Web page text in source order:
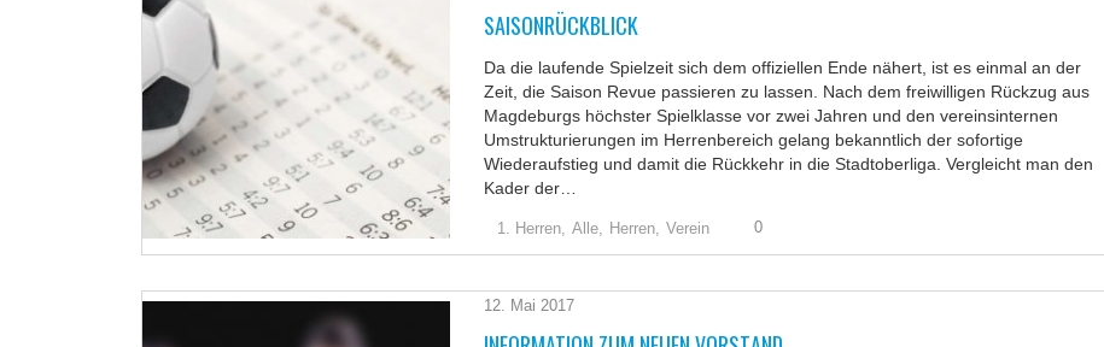
SAISONRÜCKBLICK
Da die laufende Spielzeit sich dem offiziellen Ende nähert, ist es einmal an der
Zeit, die Saison Revue passieren zu lassen. Nach dem freiwilligen Rückzug aus
Magdeburgs höchster Spielklasse vor zwei Jahren und den vereinsinternen
Umstrukturierungen im Herrenbereich gelang bekanntlich der sofortige
Wiederaufstieg und damit die Rückkehr in die Stadtoberliga. Vergleicht man den
Kader der…
1. Herren, Alle, Herren, Verein 0
12. Mai 2017